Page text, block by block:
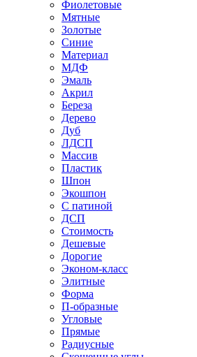
Фиолетовые
Мятные
Золотые
Синие
Материал
МДФ
Эмаль
Акрил
Береза
Дерево
Дуб
ЛДСП
Массив
Пластик
Шпон
Экошпон
С патиной
ДСП
Стоимость
Дешевые
Дорогие
Эконом-класс
Элитные
Форма
П-образные
Угловые
Прямые
Радиусные